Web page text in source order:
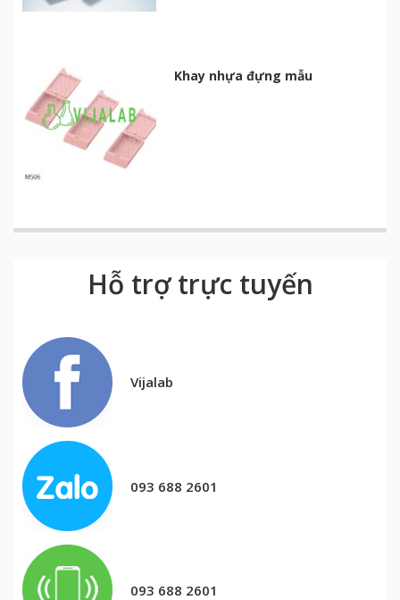
Khay nhựa đựng mẫu
Hỗ trợ trực tuyến
Vijalab
093 688 2601
093 688 2601